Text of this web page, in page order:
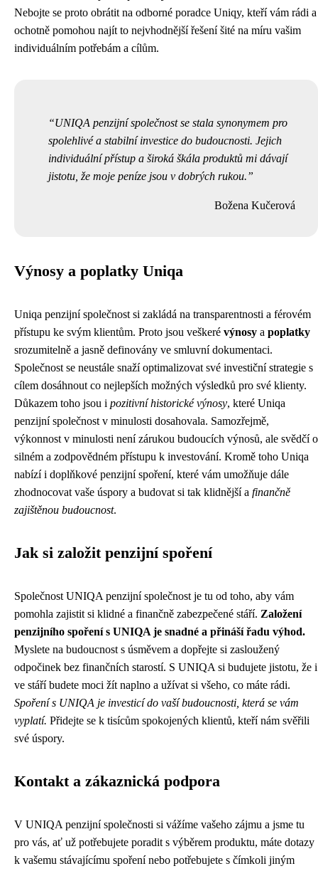
Nebojte se proto obrátit na odborné poradce Uniqy, kteří vám rádi a
ochotně pomohou najít to nejvhodnější řešení šité na míru vašim
individuálním potřebám a cílům.
UNIQA penzijní společnost se stala synonymem pro
spolehlivé a stabilní investice do budoucnosti. Jejich
individuální přístup a široká škála produktů mi dávají
jistotu, že moje peníze jsou v dobrých rukou.
Božena Kučerová
Výnosy a poplatky Uniqa
Uniqa penzijní společnost si zakládá na transparentnosti a férovém
přístupu ke svým klientům. Proto jsou veškeré výnosy a poplatky
srozumitelně a jasně definovány ve smluvní dokumentaci.
Společnost se neustále snaží optimalizovat své investiční strategie s
cílem dosáhnout co nejlepších možných výsledků pro své klienty.
Důkazem toho jsou i pozitivní historické výnosy, které Uniqa
penzijní společnost v minulosti dosahovala. Samozřejmě,
výkonnost v minulosti není zárukou budoucích výnosů, ale svědčí o
silném a zodpovědném přístupu k investování. Kromě toho Uniqa
nabízí i doplňkové penzijní spoření, které vám umožňuje dále
zhodnocovat vaše úspory a budovat si tak klidnější a finančně
zajištěnou budoucnost.
Jak si založit penzijní spoření
Společnost UNIQA penzijní společnost je tu od toho, aby vám
pomohla zajistit si klidné a finančně zabezpečené stáří. Založení
penzijního spoření s UNIQA je snadné a přináší řadu výhod.
Myslete na budoucnost s úsměvem a dopřejte si zasloužený
odpočinek bez finančních starostí. S UNIQA si budujete jistotu, že i
ve stáří budete moci žít naplno a užívat si všeho, co máte rádi.
Spoření s UNIQA je investicí do vaší budoucnosti, která se vám
vyplatí. Přidejte se k tisícům spokojených klientů, kteří nám svěřili
své úspory.
Kontakt a zákaznická podpora
V UNIQA penzijní společnosti si vážíme vašeho zájmu a jsme tu
pro vás, ať už potřebujete poradit s výběrem produktu, máte dotazy
k vašemu stávajícímu spoření nebo potřebujete s čímkoli jiným